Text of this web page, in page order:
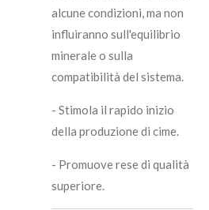
alcune condizioni, ma non
influiranno sull'equilibrio
minerale o sulla
compatibilità del sistema.
- Stimola il rapido inizio
della produzione di cime.
- Promuove rese di qualità
superiore.